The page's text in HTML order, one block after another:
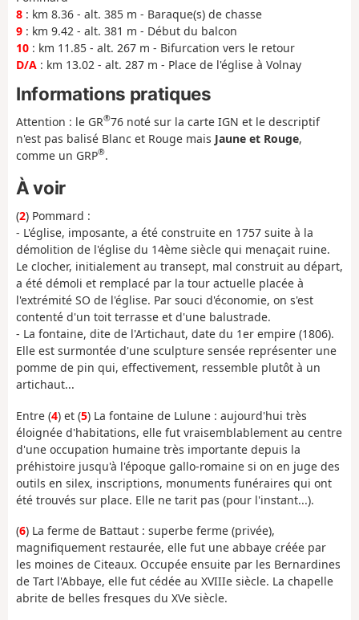
8 : km 8.36 - alt. 385 m - Baraque(s) de chasse
9 : km 9.42 - alt. 381 m - Début du balcon
10 : km 11.85 - alt. 267 m - Bifurcation vers le retour
D/A : km 13.02 - alt. 287 m - Place de l'église à Volnay
Informations pratiques
Attention : le GR®76 noté sur la carte IGN et le descriptif
n'est pas balisé Blanc et Rouge mais Jaune et Rouge,
comme un GRP®.
À voir
(2) Pommard :
- L'église, imposante, a été construite en 1757 suite à la
démolition de l'église du 14ème siècle qui menaçait ruine.
Le clocher, initialement au transept, mal construit au départ,
a été démoli et remplacé par la tour actuelle placée à
l'extrémité SO de l'église. Par souci d'économie, on s'est
contenté d'un toit terrasse et d'une balustrade.
- La fontaine, dite de l'Artichaut, date du 1er empire (1806).
Elle est surmontée d'une sculpture sensée représenter une
pomme de pin qui, effectivement, ressemble plutôt à un
artichaut...
Entre (4) et (5) La fontaine de Lulune : aujourd'hui très
éloignée d'habitations, elle fut vraisemblablement au centre
d'une occupation humaine très importante depuis la
préhistoire jusqu'à l'époque gallo-romaine si on en juge des
outils en silex, inscriptions, monuments funéraires qui ont
été trouvés sur place. Elle ne tarit pas (pour l'instant...).
(6) La ferme de Battaut : superbe ferme (privée),
magnifiquement restaurée, elle fut une abbaye créée par
les moines de Citeaux. Occupée ensuite par les Bernardines
de Tart l'Abbaye, elle fut cédée au XVIIIe siècle. La chapelle
abrite de belles fresques du XVe siècle.